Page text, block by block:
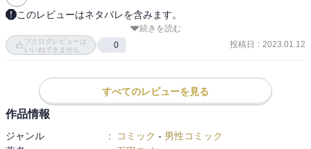
このレビューはネタバレを含みます。
危うかった心配の種は一つ消えた。瓜江がどんどんかっこよくなっ
ていくなあ。金木も最後かっこよかった。いいよ～。才子ちゃん死
うだけ。結局お前がラスボスなのか。やっと、会えた。
続きを読む
ブクログレビューは
いいねできません
0 投稿日 : 2023.01.12
すべてのレビューを見る
作品情報
ジャンル : コミック - 男性コミック